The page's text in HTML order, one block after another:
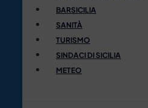
BARSICILIA
SANITÀ
TURISMO
SINDACI DI SICILIA
METEO